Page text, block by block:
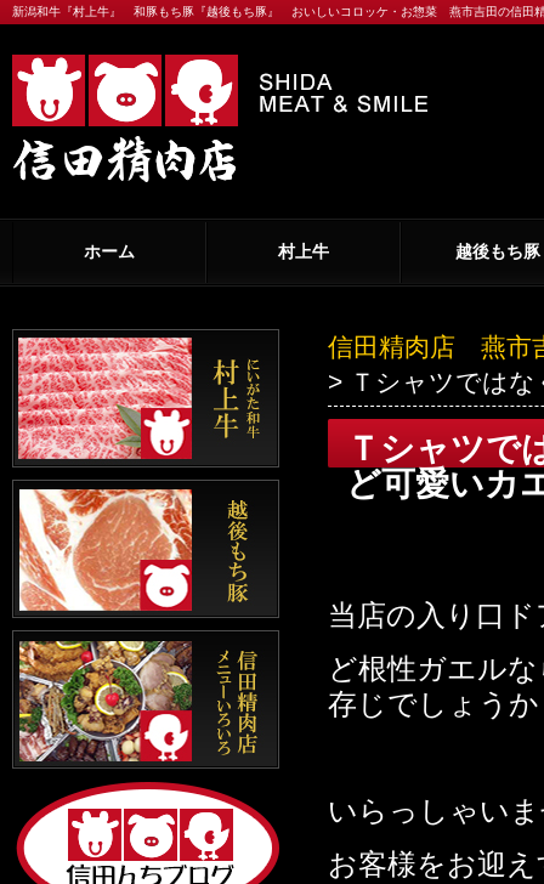
新潟和牛『村上牛』 和豚もち豚『越後もち豚』 おいしいコロッケ・お惣菜 燕市吉田の信田
ホーム 村上牛 越後もち豚
信田精肉店 燕市
> Ｔシャツでは
Ｔシャツで
ど可愛いカ
当店の入り口ド
ど根性ガエル
存じでしょう
いらっしゃい
お客様をお迎